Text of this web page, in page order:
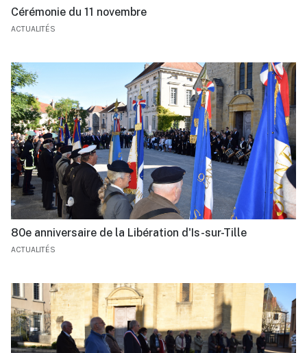
Cérémonie du 11 novembre
ACTUALITÉS
80e anniversaire de la Libération d'Is-sur-Tille
ACTUALITÉS